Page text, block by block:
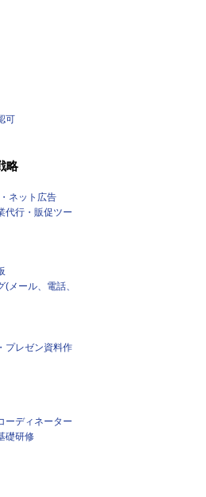
可
略
ネット広告
代行・販促ツー
メール、電話、
プレゼン資料作
ーディネーター
礎研修